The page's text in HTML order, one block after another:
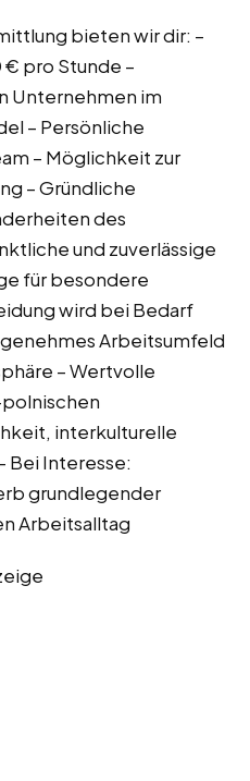
bieten wir dir: –
€ pro Stunde –
Unternehmen im
– Persönliche
– Möglichkeit zur
– Gründliche
des
und zuverlässige
für besondere
wird bei Bedarf
Arbeitsumfeld
– Wertvolle
interkulturelle
Bei Interesse:
grundlegender
Arbeitsalltag